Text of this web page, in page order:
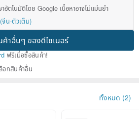
อัตโนมัติโดย Google เนื้อหาอาจไม่แม่นยำ
จีน-ตัวเต็ม)
าอื่นๆ ของดีไซเนอร์
ฟรีเมื่อซื้อสินค้า!
อกสินค้าอื่น
ทั้งหมด (2)